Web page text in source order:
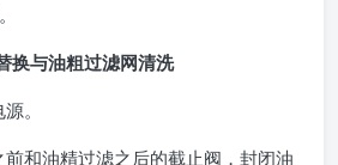
换与油粗过滤网清洗
。
和油精过滤之后的截止阀，封闭油